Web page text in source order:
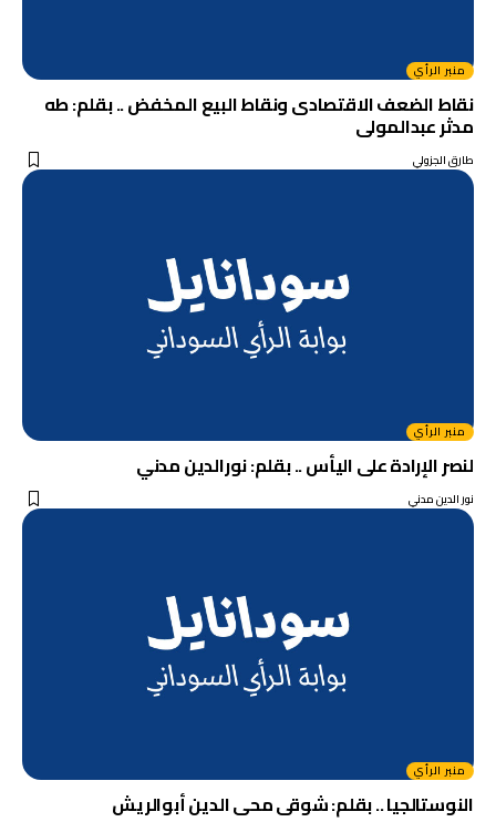
منبر الرأي
نقاط الضعف الاقتصادى ونقاط البيع المخفض .. بقلم: طه
مدثر عبدالمولى
طارق الجزولي
منبر الرأي
لنصر الإرادة على اليأس .. بقلم: نورالدين مدني
نور الدين مدني
منبر الرأي
النوستالجيا .. بقلم: شوقى محى الدين أبوالريش